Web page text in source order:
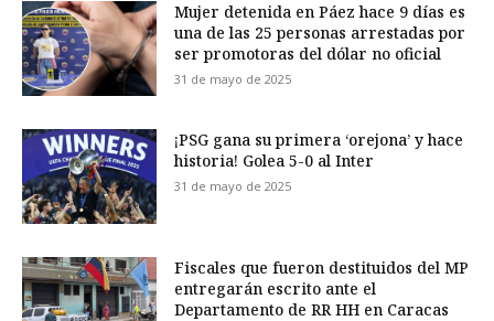
Mujer detenida en Páez hace 9 días es
una de las 25 personas arrestadas por
ser promotoras del dólar no oficial
31 de mayo de 2025
¡PSG gana su primera ‘orejona’ y hace
historia! Golea 5-0 al Inter
31 de mayo de 2025
Fiscales que fueron destituidos del MP
entregarán escrito ante el
Departamento de RR HH en Caracas